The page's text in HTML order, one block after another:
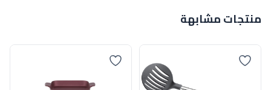
منتجات مشابهة